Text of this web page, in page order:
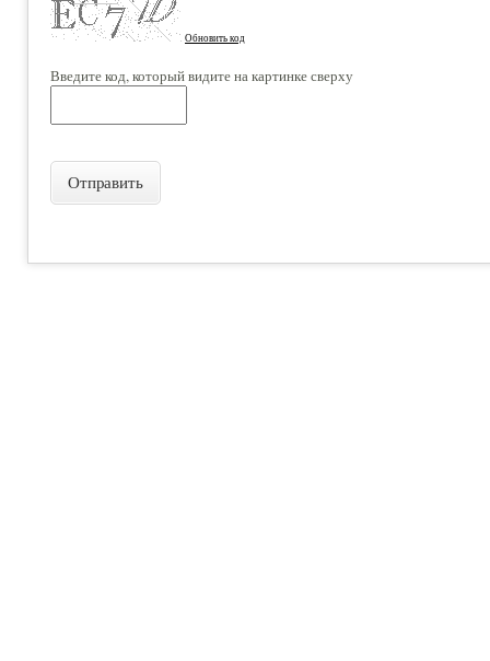
Обновить код
Введите код, который видите на картинке сверху
Отправить